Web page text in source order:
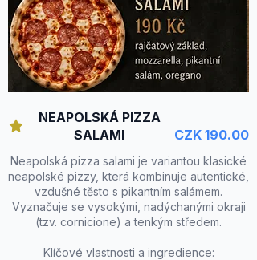
NEAPOLSKÁ PIZZA
SALAMI
Neapolská pizza salami je variantou klasické
neapolské pizzy, která kombinuje autentické,
vzdušné těsto s pikantním salámem.
Vyznačuje se vysokými, nadýchanými okraji
(tzv. cornicione) a tenkým středem.
Klíčové vlastnosti a ingredience:
CZK 190.00